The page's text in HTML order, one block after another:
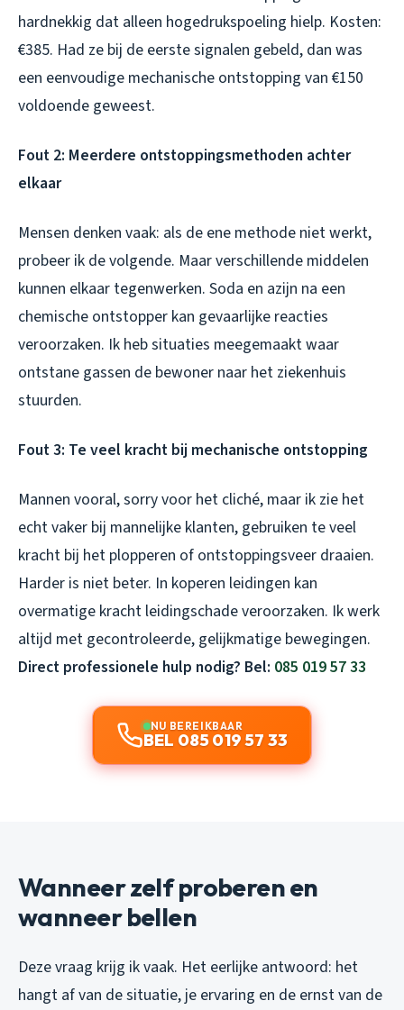
hardnekkig dat alleen hogedrukspoeling hielp. Kosten:
€385. Had ze bij de eerste signalen gebeld, dan was
een eenvoudige mechanische ontstopping van €150
voldoende geweest.
Fout 2: Meerdere ontstoppingsmethoden achter
elkaar
Mensen denken vaak: als de ene methode niet werkt,
probeer ik de volgende. Maar verschillende middelen
kunnen elkaar tegenwerken. Soda en azijn na een
chemische ontstopper kan gevaarlijke reacties
veroorzaken. Ik heb situaties meegemaakt waar
ontstane gassen de bewoner naar het ziekenhuis
stuurden.
Fout 3: Te veel kracht bij mechanische ontstopping
Mannen vooral, sorry voor het cliché, maar ik zie het
echt vaker bij mannelijke klanten, gebruiken te veel
kracht bij het plopperen of ontstoppingsveer draaien.
Harder is niet beter. In koperen leidingen kan
overmatige kracht leidingschade veroorzaken. Ik werk
altijd met gecontroleerde, gelijkmatige bewegingen.
Direct professionele hulp nodig? Bel: 085 019 57 33
NU BEREIKBAAR
BEL 085 019 57 33
Wanneer zelf proberen en
wanneer bellen
Deze vraag krijg ik vaak. Het eerlijke antwoord: het
hangt af van de situatie, je ervaring en de ernst van de